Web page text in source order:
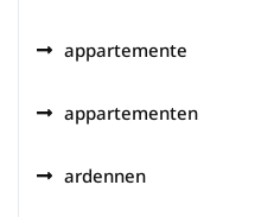
appartemente
appartementen
ardennen